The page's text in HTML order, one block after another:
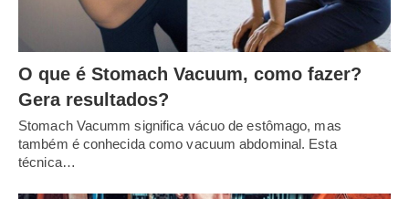
O que é Stomach Vacuum, como fazer?
Gera resultados?
Stomach Vacumm significa vácuo de estômago, mas
também é conhecida como vacuum abdominal. Esta
técnica…